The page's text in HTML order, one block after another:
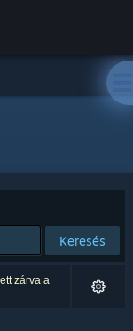
Keresés
zárva a